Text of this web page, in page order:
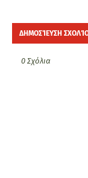
ΔΗΜΟΣΊΕΥΣΗ
0 Σχόλια